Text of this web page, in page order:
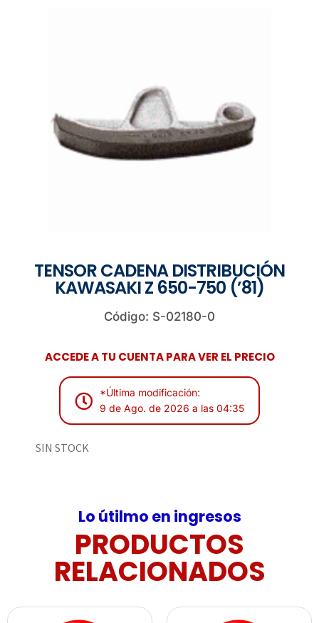
TENSOR CADENA DISTRIBUCIÓN
KAWASAKI Z 650-750 (’81)
Código: S-02180-0
ACCEDE A TU CUENTA PARA VER EL PRECIO
*Última modificación:
9 de Ago. de 2026 a las 04:35
SIN STOCK
Lo útilmo en ingresos
PRODUCTOS
RELACIONADOS